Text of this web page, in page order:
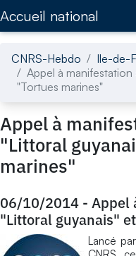
Accueil national
CNRS-Hebdo Ile-de-
Appel à
"Tortues marines"
Appel à
"Littoral
marines"
06/10/2014 - Appel
"Littoral guyanais"
Lancé